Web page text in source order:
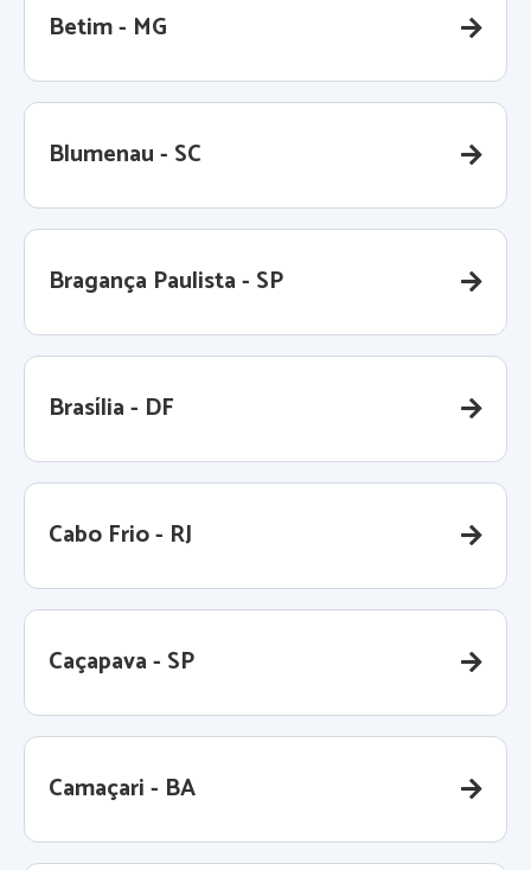
Betim - MG
Blumenau - SC
Bragança Paulista - SP
Brasília - DF
Cabo Frio - RJ
Caçapava - SP
Camaçari - BA